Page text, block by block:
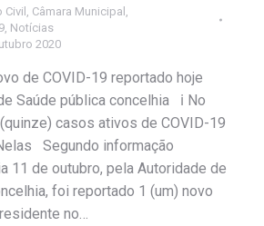
, Câmara Municipal ,
, Notícias
2020
de COVID-19 reportado hoje
Saúde pública concelhia ℹ️ No
casos ativos de COVID-19
Segundo informação
11 de outubro, pela Autoridade de
foi reportado 1 (um) novo
no…